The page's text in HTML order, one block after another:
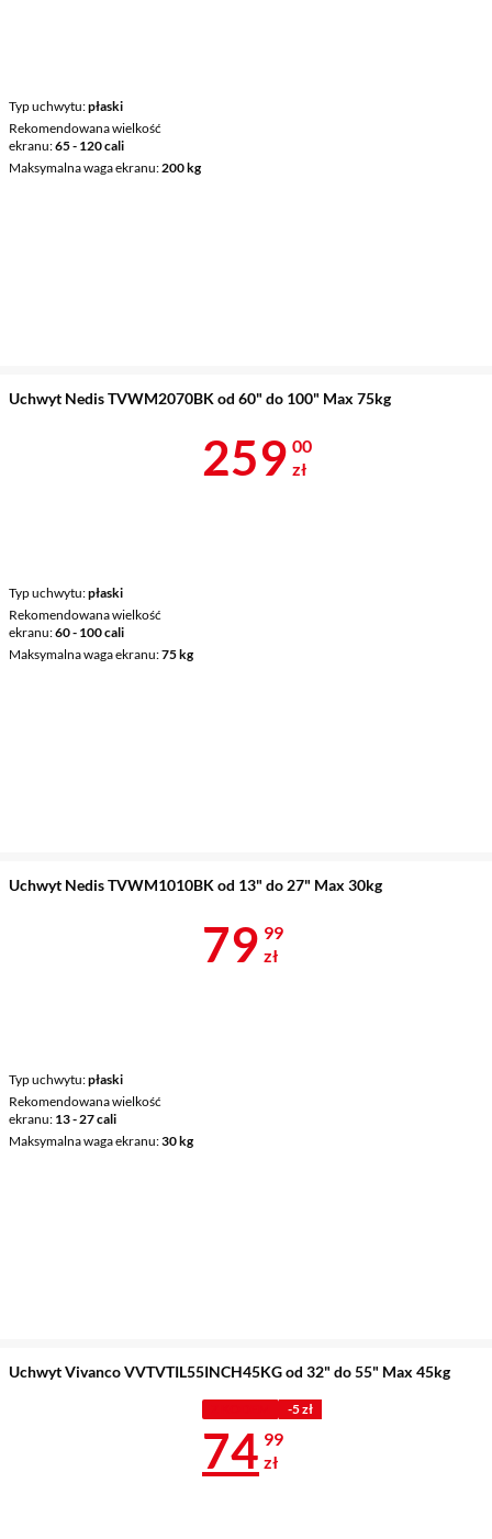
Typ uchwytu płaski
Rekomendowana wielkość
ekranu 65 - 120 cali
Maksymalna waga ekranu 200 kg
Uchwyt Nedis TVWM2070BK od 60" do 100" Max 75kg
Typ uchwytu płaski
Rekomendowana wielkość
ekranu 60 - 100 cali
Maksymalna waga ekranu 75 kg
Cena 259 zł
259 00
zł
Uchwyt Nedis TVWM1010BK od 13" do 27" Max 30kg
Typ uchwytu płaski
Rekomendowana wielkość
ekranu 13 - 27 cali
Maksymalna waga ekranu 30 kg
Cena 79,99
79 99
zł
Uchwyt Vivanco VVTVTIL55INCH45KG od 32" do 55" Max 45kg
-5 zł
Cena 74,99
74 99
zł